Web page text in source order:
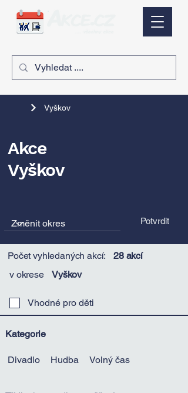
Vyškov
Akce
Vyškov
Potvrdit
Počet vyhledaných akcí:
28 akcí
v okrese
Vyškov
Vhodné pro děti
Kategorie
Divadlo Hudba Volný čas